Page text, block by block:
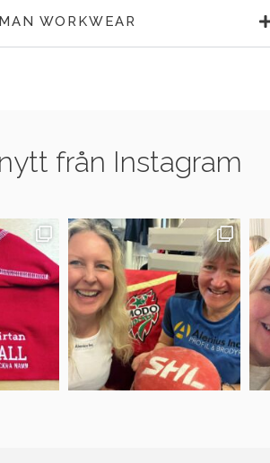
WORKWEAR
från Instagram